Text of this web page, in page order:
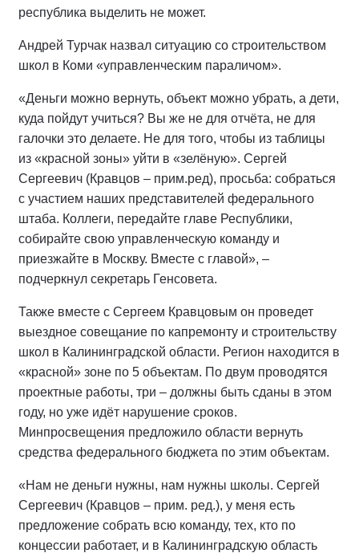
республика выделить не может.
Андрей Турчак назвал ситуацию со строительством
школ в Коми «управленческим параличом».
«Деньги можно вернуть, объект можно убрать, а дети,
куда пойдут учиться? Вы же не для отчёта, не для
галочки это делаете. Не для того, чтобы из таблицы
из «красной зоны» уйти в «зелёную». Сергей
Сергеевич (Кравцов – прим.ред), просьба: собраться
с участием наших представителей федерального
штаба. Коллеги, передайте главе Республики,
собирайте свою управленческую команду и
приезжайте в Москву. Вместе с главой», –
подчеркнул секретарь Генсовета.
Также вместе с Сергеем Кравцовым он проведет
выездное совещание по капремонту и строительству
школ в Калининградской области. Регион находится в
«красной» зоне по 5 объектам. По двум проводятся
проектные работы, три – должны быть сданы в этом
году, но уже идёт нарушение сроков.
Минпросвещения предложило области вернуть
средства федерального бюджета по этим объектам.
«Нам не деньги нужны, нам нужны школы. Сергей
Сергеевич (Кравцов – прим. ред.), у меня есть
предложение собрать всю команду, тех, кто по
концессии работает, и в Калининградскую область